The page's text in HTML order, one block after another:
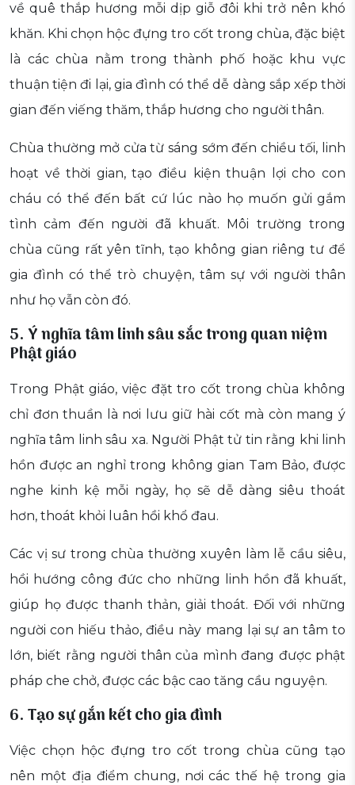
về quê thắp hương mỗi dịp giỗ đôi khi trở nên khó
khăn. Khi chọn hộc đựng tro cốt trong chùa, đặc biệt
là các chùa nằm trong thành phố hoặc khu vực
thuận tiện đi lại, gia đình có thể dễ dàng sắp xếp thời
gian đến viếng thăm, thắp hương cho người thân.
Chùa thường mở cửa từ sáng sớm đến chiều tối, linh
hoạt về thời gian, tạo điều kiện thuận lợi cho con
cháu có thể đến bất cứ lúc nào họ muốn gửi gắm
tình cảm đến người đã khuất. Môi trường trong
chùa cũng rất yên tĩnh, tạo không gian riêng tư để
gia đình có thể trò chuyện, tâm sự với người thân
như họ vẫn còn đó.
5. Ý nghĩa tâm linh sâu sắc trong quan niệm
Phật giáo
Trong Phật giáo, việc đặt tro cốt trong chùa không
chỉ đơn thuần là nơi lưu giữ hài cốt mà còn mang ý
nghĩa tâm linh sâu xa. Người Phật tử tin rằng khi linh
hồn được an nghỉ trong không gian Tam Bảo, được
nghe kinh kệ mỗi ngày, họ sẽ dễ dàng siêu thoát
hơn, thoát khỏi luân hồi khổ đau.
Các vị sư trong chùa thường xuyên làm lễ cầu siêu,
hồi hướng công đức cho những linh hồn đã khuất,
giúp họ được thanh thản, giải thoát. Đối với những
người con hiếu thảo, điều này mang lại sự an tâm to
lớn, biết rằng người thân của mình đang được phật
pháp che chở, được các bậc cao tăng cầu nguyện.
6. Tạo sự gắn kết cho gia đình
Việc chọn hộc đựng tro cốt trong chùa cũng tạo
nên một địa điểm chung, nơi các thế hệ trong gia